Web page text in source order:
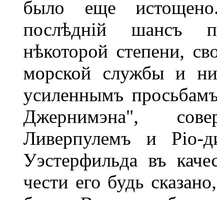
было еще
послѣдній шансъ
нѣкоторой степени,
морской службы и
усиленнымъ
Джернимэна",
Ливерпулемъ и Ріо-
Уэстерфильда въ
чести его будь